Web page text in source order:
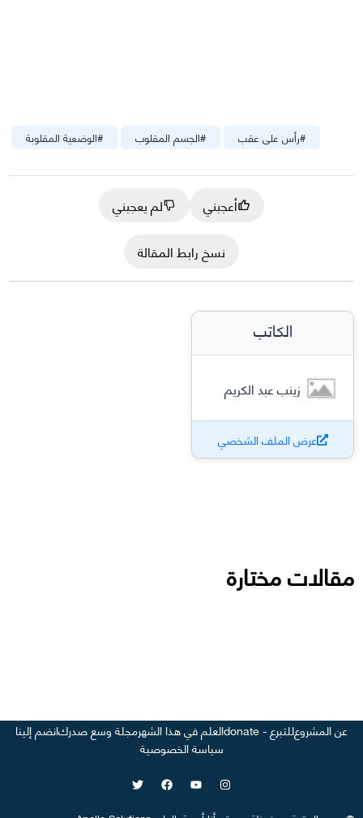
#الوضعية المقلوبة #الجسم المقلوب #رأس على عقب
أعجبني
لم يعجبني
نسخ رابط المقالة
الكاتب
زينب عبد الكريم
عرض الملف الشخصي
مقالات مختارة
عن المشروعللتبرع - donate العلم في هذا الشهرمجلة وسع صدركانضم إلينا
سياسة الخصوصية